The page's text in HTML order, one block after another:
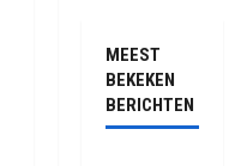
MEEST
BEKEKEN
BERICHTEN